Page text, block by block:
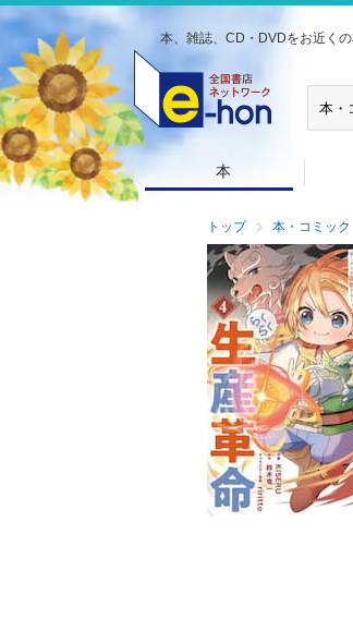
本、雑誌、CD・DVDをお近く
本
トップ 本・コミック